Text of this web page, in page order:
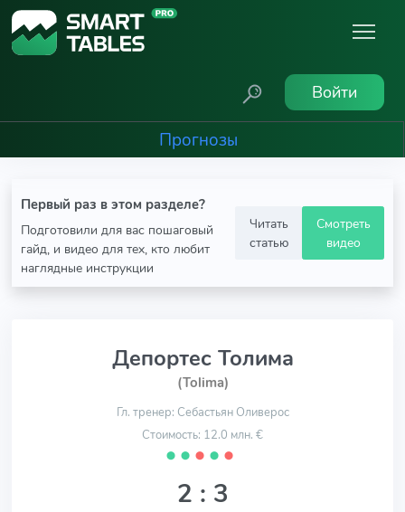
Войти
Прогнозы
Первый раз в этом разделе?
Подготовили для вас пошаговый
гайд, и видео для тех, кто любит
наглядные инструкции
Читать
статью
Смотреть
видео
Депортес Толима
(Tolima)
Гл. тренер: Себастьян Оливерос
Стоимость: 12.0 млн. €
⬤ ⬤ ⬤ ⬤ ⬤
2 : 3